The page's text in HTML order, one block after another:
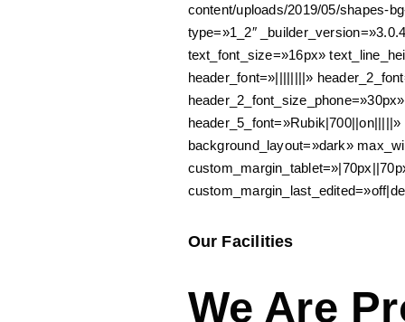
content/uploads/2019/05/shapes-
type=»1_2″
text_font_size=»16px»
header_font=»||||||||»
background_layout=»dark»
Our Facilities
We Are